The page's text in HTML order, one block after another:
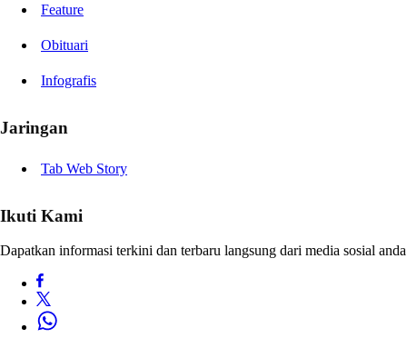
Feature
Obituari
Infografis
Jaringan
Tab Web Story
Ikuti Kami
Dapatkan informasi terkini dan terbaru langsung dari media sosial anda